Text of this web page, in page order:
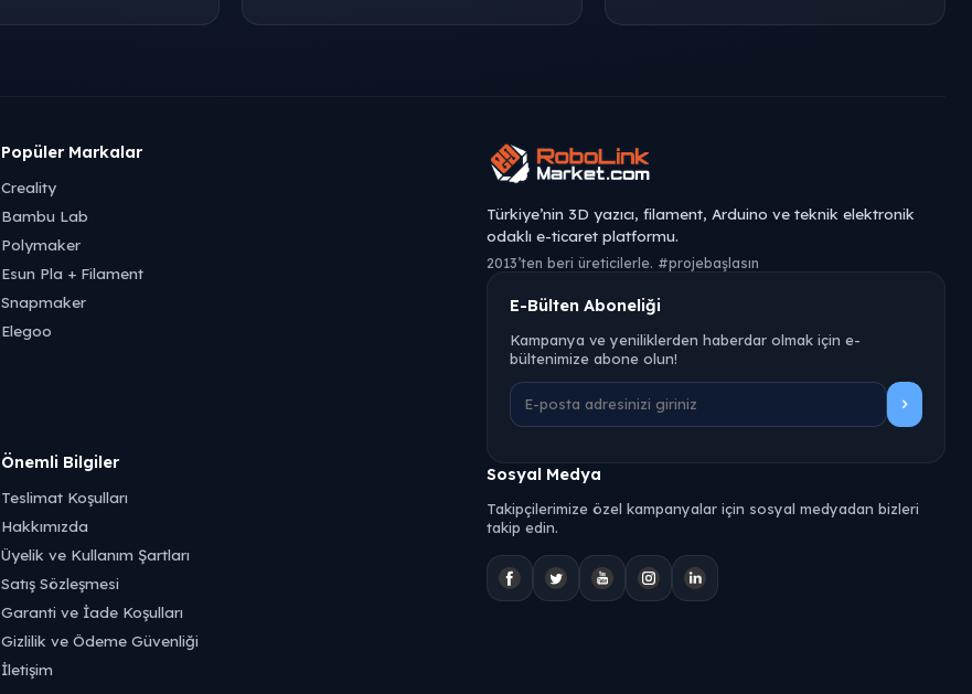
Popüler Markalar
Creality
Bambu Lab
Polymaker
Esun Pla + Filament
Snapmaker
Elegoo
Önemli Bilgiler
Teslimat Koşulları
Hakkımızda
Üyelik ve Kullanım Şartları
Satış Sözleşmesi
Garanti ve İade Koşulları
Gizlilik ve Ödeme Güvenliği
İletişim
Türkiye’nin 3D yazıcı, filament, Arduino ve teknik elektronik
odaklı e-ticaret platformu.
2013’ten beri üreticilerle. #projebaşlasın
E-Bülten Aboneliği
Kampanya ve yeniliklerden haberdar olmak için e-
bültenimize abone olun!
Sosyal Medya
Takipçilerimize özel kampanyalar için sosyal medyadan bizleri
takip edin.